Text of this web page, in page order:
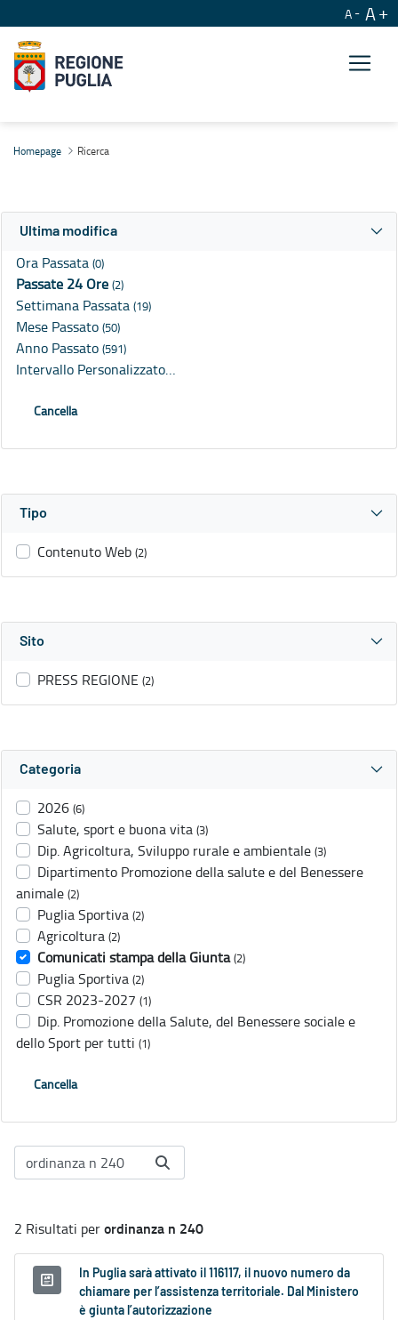
A A
Homepage Ricerca
Ultima modifica
Ora Passata (0)
Passate 24 Ore (2)
Settimana Passata (19)
Mese Passato (50)
Anno Passato (591)
Intervallo Personalizzato…
Cancella
Tipo
Contenuto Web (2)
Sito
PRESS REGIONE (2)
Categoria
2026 (6)
Salute, sport e buona vita (3)
Dip. Agricoltura, Sviluppo rurale e ambientale (3)
Dipartimento Promozione della salute e del Benessere
animale (2)
Puglia Sportiva (2)
Agricoltura (2)
Comunicati stampa della Giunta (2)
Puglia Sportiva (2)
CSR 2023-2027 (1)
Dip. Promozione della Salute, del Benessere sociale e
dello Sport per tutti (1)
Cancella
2 Risultati perordinanza n 240
In Puglia sarà attivato il 116117, il nuovo numero da
chiamare per l’assistenza territoriale. Dal Ministero
è giunta l’autorizzazione